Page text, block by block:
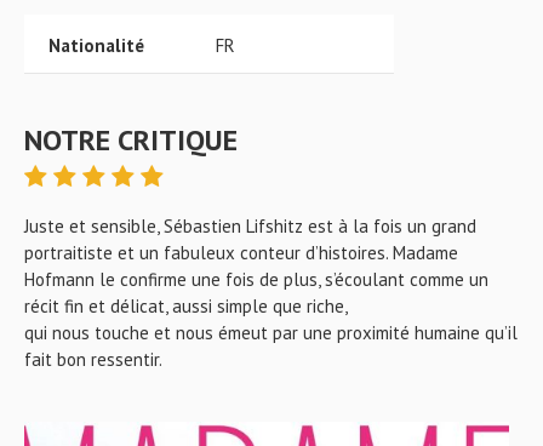
Nationalité FR
NOTRE CRITIQUE
Juste et sensible, Sébastien Lifshitz est à la fois un grand
portraitiste et un fabuleux conteur d’histoires. Madame
Hofmann le confirme une fois de plus, s’écoulant comme un
récit fin et délicat, aussi simple que riche,
qui nous touche et nous émeut par une proximité humaine qu’il
fait bon ressentir.